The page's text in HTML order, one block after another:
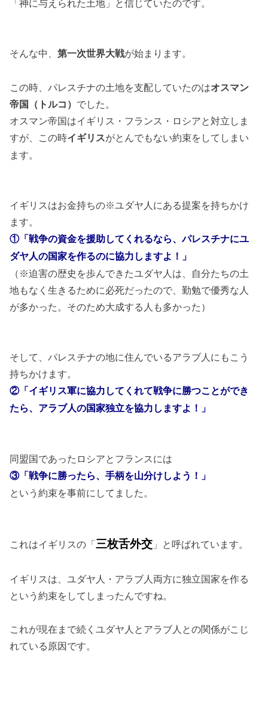
「神に与えられた土地」と信じていたのです。
そんな中、第一次世界大戦が始まります。
この時、パレスチナの土地を支配していたのはオスマン
帝国（トルコ） でした。
オスマン帝国はイギリス・フランス・ロシアと対立しま
すが、この時イギリスがとんでもない約束をしてしまい
ます。
イギリスはお金持ちの※ユダヤ人にある提案を持ちかけ
ます。
①「戦争の資金を援助してくれるなら、パレスチナにユ
ダヤ人の国家を作るのに協力しますよ！」
（※迫害の歴史を歩んできたユダヤ人は、自分たちの土
地もなく生きるために必死だったので、勤勉で優秀な人
が多かった。そのため大成する人も多かった）
そして、パレスチナの地に住んでいるアラブ人にもこう
持ちかけます。
②「イギリス軍に協力してくれて戦争に勝つことができ
たら、アラブ人の国家独立を協力しますよ！」
同盟国であったロシアとフランスには
③「戦争に勝ったら、手柄を山分けしよう！」
という約束を事前にしてました。
これはイギリスの「三枚舌外交 」と呼ばれています。
イギリスは、ユダヤ人・アラブ人両方に独立国家を作る
という約束をしてしまったんですね。
これが現在まで続くユダヤ人とアラブ人との関係がこじ
れている原因です。